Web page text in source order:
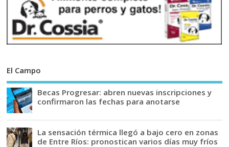
El Campo
Becas Progresar: abren nuevas inscripciones y
confirmaron las fechas para anotarse
La sensación térmica llegó a bajo cero en zonas
de Entre Ríos: pronostican varios días muy fríos